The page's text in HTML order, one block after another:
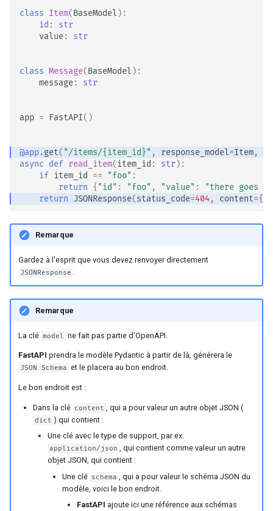
Configurer les chemins
d'accès
Encodeur compatible JSON
Sécurité
Middleware
ressources entre origines)
Bases de données SQL
(relationnelles)
Créer des applications plus
Diffuser des JSON Lines
Événements envoyés par le
Tâches d'arrière-plan
Métadonnées et URL des
class Item(BaseModel ):
id :
str
value: str
class Message(BaseModel ):
message: str
app = FastAPI()
@app.get( "/items/{item_id}" , response_model=Item,
async def read_item(item_id : str):
if item_id == "foo" :
return { "id" : "foo" , "value" :
"there goes
return JSONResponse(status_code=404, content={
Remarque
Gardez à l'esprit que vous devez renvoyer directement
JSONResponse
Remarque
La clé model ne fait pas partie d'OpenAPI.
FastAPI prendra le modèle Pydantic à partir de là, générera le
JSON Schema et le placera au bon endroit.
Le bon endroit est :
Dans la clé content , qui a pour valeur un autre objet JSON (
dict ) qui contient :
Une clé avec le type de support, par ex.
application/json , qui contient comme valeur un autre
objet JSON, qui contient :
Une clé schema
, qui a pour valeur le schéma JSON du
modèle, voici le bon endroit.
FastAPI ajoute ici une référence aux schémas